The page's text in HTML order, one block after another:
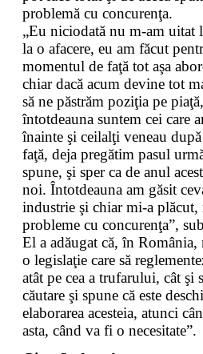
problemă cu concurenţa.
„Eu niciodată nu m-am uitat
la o afacere, eu am făcut
momentul de faţă tot aşa
chiar dacă acum devine tot
să ne păstrăm poziţia pe
întotdeauna suntem cei care
înainte şi ceilalţi veneau
faţă, deja pregătim pasul
spune, şi sper ca de anul
noi. Întotdeauna am găsit
industrie şi chiar mi-a
probleme cu concurenţa”,
El a adăugat că, în România,
o legislaţie care să
atât pe cea a trufarului, cât şi
căutare şi spune că este
elaborarea acesteia, atunci
asta, când va fi o necesitate”.